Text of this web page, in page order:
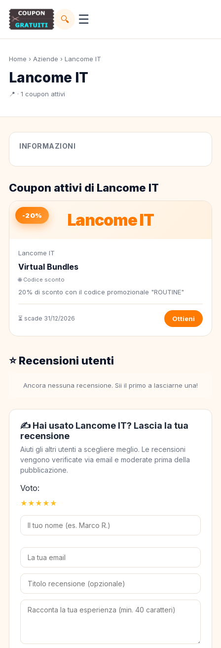
🔍 ☰
Home › Aziende › Lancome IT
Lancome IT
📍 · 1 coupon attivi
INFORMAZIONI
Coupon attivi di Lancome IT
Lancome IT
-20%
Lancome IT
Virtual Bundles
🌐 Codice sconto
20% di sconto con il codice promozionale "ROUTINE"
⏳ scade 31/12/2026 Ottieni
⭐ Recensioni utenti
Ancora nessuna recensione. Sii il primo a lasciarne una!
✍️ Hai usato Lancome IT? Lascia la tua
recensione
Aiuti gli altri utenti a scegliere meglio. Le recensioni
vengono verificate via email e moderate prima della
pubblicazione.
Voto:
★
★
★
★
★